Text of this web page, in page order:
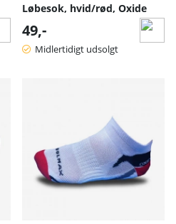
Løbesok, hvid/rød, Oxide
49,-
Midlertidigt udsolgt